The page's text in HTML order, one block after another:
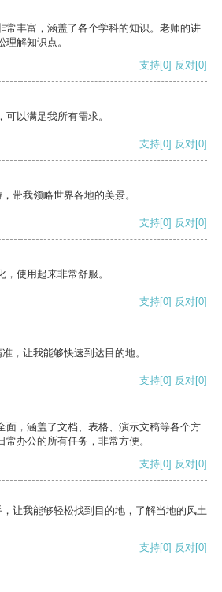
常丰富，涵盖了各个学科的知识。老师的讲
解知识点。
支持[0] 反对[0]
以满足我所有需求。
支持[0] 反对[0]
带我领略世界各地的美景。
支持[0] 反对[0]
使用起来非常舒服。
支持[0] 反对[0]
，让我能够快速到达目的地。
支持[0] 反对[0]
面，涵盖了文档、表格、演示文稿等各个方
办公的所有任务，非常方便。
支持[0] 反对[0]
让我能够轻松找到目的地，了解当地的风土
支持[0] 反对[0]